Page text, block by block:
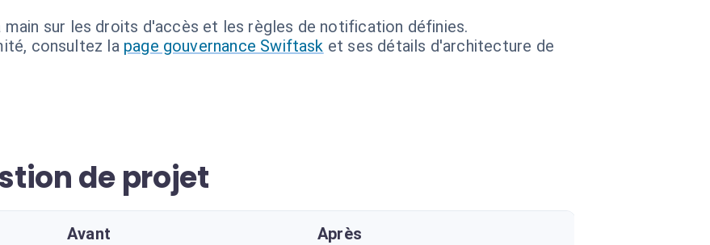
main sur les droits d'accès et les règles de notification définies.
consultez la page gouvernance Swiftask et ses détails d'architecture de
de projet
Avant Après